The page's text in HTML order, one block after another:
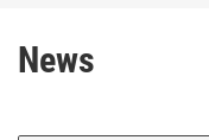
News